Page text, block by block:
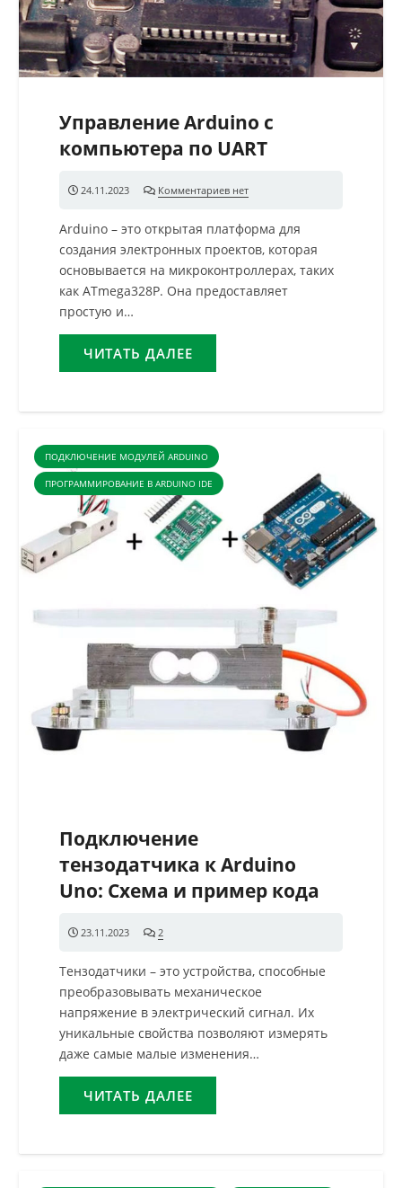
Управление Arduino с
компьютера по UART
24.11.2023 Комментариев нет
Arduino – это открытая платформа для
создания электронных проектов, которая
основывается на микроконтроллерах, таких
как ATmega328P. Она предоставляет
простую и…
ЧИТАТЬ ДАЛЕЕ
ПОДКЛЮЧЕНИЕ МОДУЛЕЙ ARDUINO
ПРОГРАММИРОВАНИЕ В ARDUINO IDE
Подключение
тензодатчика к Arduino
Uno: Схема и пример кода
23.11.2023 2
Тензодатчики – это устройства, способные
преобразовывать механическое
напряжение в электрический сигнал. Их
уникальные свойства позволяют измерять
даже самые малые изменения…
ЧИТАТЬ ДАЛЕЕ